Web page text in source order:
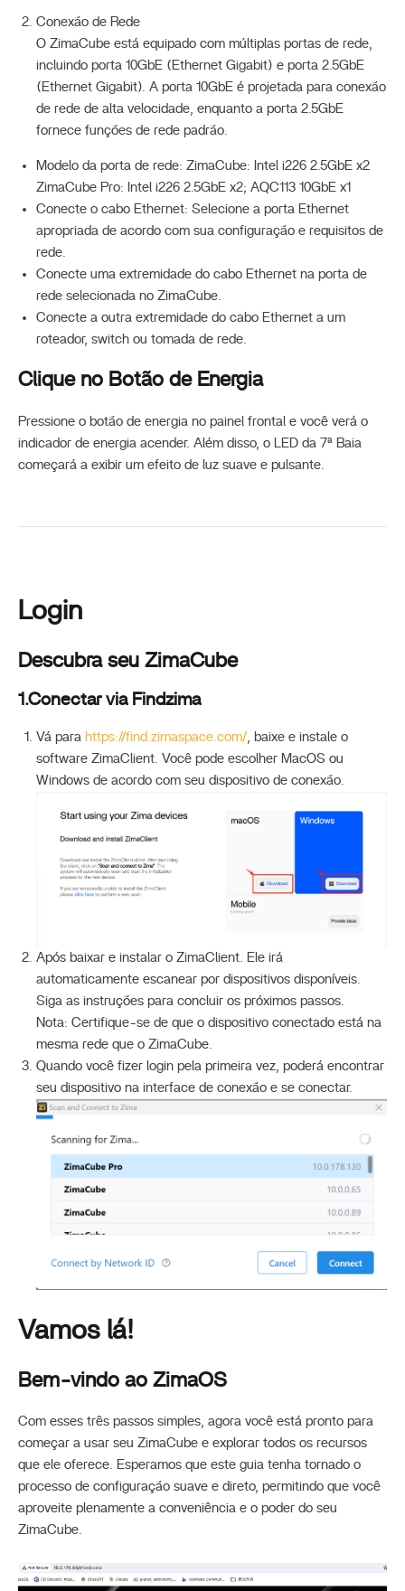
Conexão de Rede
O ZimaCube está equipado com múltiplas portas de rede,
incluindo porta 10GbE (Ethernet Gigabit) e porta 2.5GbE
(Ethernet Gigabit). A porta 10GbE é projetada para conexão
de rede de alta velocidade, enquanto a porta 2.5GbE
fornece funções de rede padrão.
Modelo da porta de rede: ZimaCube: Intel i226 2.5GbE x2
ZimaCube Pro: Intel i226 2.5GbE x2; AQC113 10GbE x1
Conecte o cabo Ethernet: Selecione a porta Ethernet
apropriada de acordo com sua configuração e requisitos de
rede.
Conecte uma extremidade do cabo Ethernet na porta de
rede selecionada no ZimaCube.
Conecte a outra extremidade do cabo Ethernet a um
roteador, switch ou tomada de rede.
Clique no Botão de Energia
Pressione o botão de energia no painel frontal e você verá o
indicador de energia acender. Além disso, o LED da 7ª Baia
começará a exibir um efeito de luz suave e pulsante.
Login
Descubra seu ZimaCube
1.Conectar via Findzima
Vá para https://find.zimaspace.com/ , baixe e instale o
software ZimaClient. Você pode escolher MacOS ou
Windows de acordo com seu dispositivo de conexão.
Após baixar e instalar o ZimaClient. Ele irá
automaticamente escanear por dispositivos disponíveis.
Siga as instruções para concluir os próximos passos.
Nota: Certifique-se de que o dispositivo conectado está na
mesma rede que o ZimaCube.
Quando você fizer login pela primeira vez, poderá encontrar
seu dispositivo na interface de conexão e se conectar.
Vamos lá!
Bem-vindo ao ZimaOS
Com esses três passos simples, agora você está pronto para
começar a usar seu ZimaCube e explorar todos os recursos
que ele oferece. Esperamos que este guia tenha tornado o
processo de configuração suave e direto, permitindo que você
aproveite plenamente a conveniência e o poder do seu
ZimaCube.